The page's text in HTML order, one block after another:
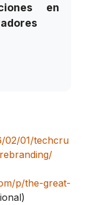
en
02/01/techcru
p/the-great-